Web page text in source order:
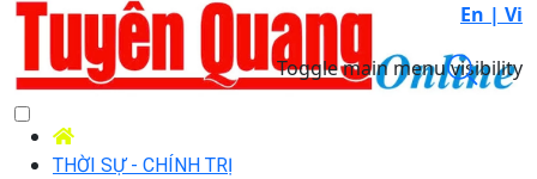
En | Vi
Toggle main menu visibility
THỜI SỰ - CHÍNH TRỊ